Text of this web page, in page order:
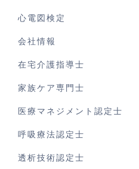
心電図検定
会社情報
在宅介護指導士
家族ケア専門士
医療マネジメント認定士
呼吸療法認定士
透析技術認定士